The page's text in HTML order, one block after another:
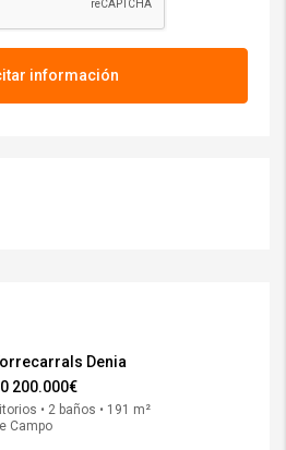
información
Denia
200.000€
• 2 baños • 191 m²
Campo